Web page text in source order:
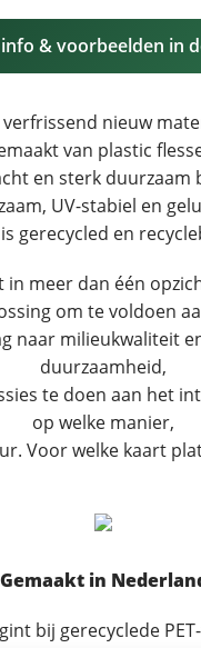
& voorbeelden in
verfrissend nieuw
van plastic
en sterk duurzaam
UV-stabiel en
gerecycled en
in meer dan één
om te voldoen
naar milieukwaliteit
duurzaamheid,
te doen aan het
op welke manier,
Voor welke kaart
Gemaakt in
bij gerecyclede